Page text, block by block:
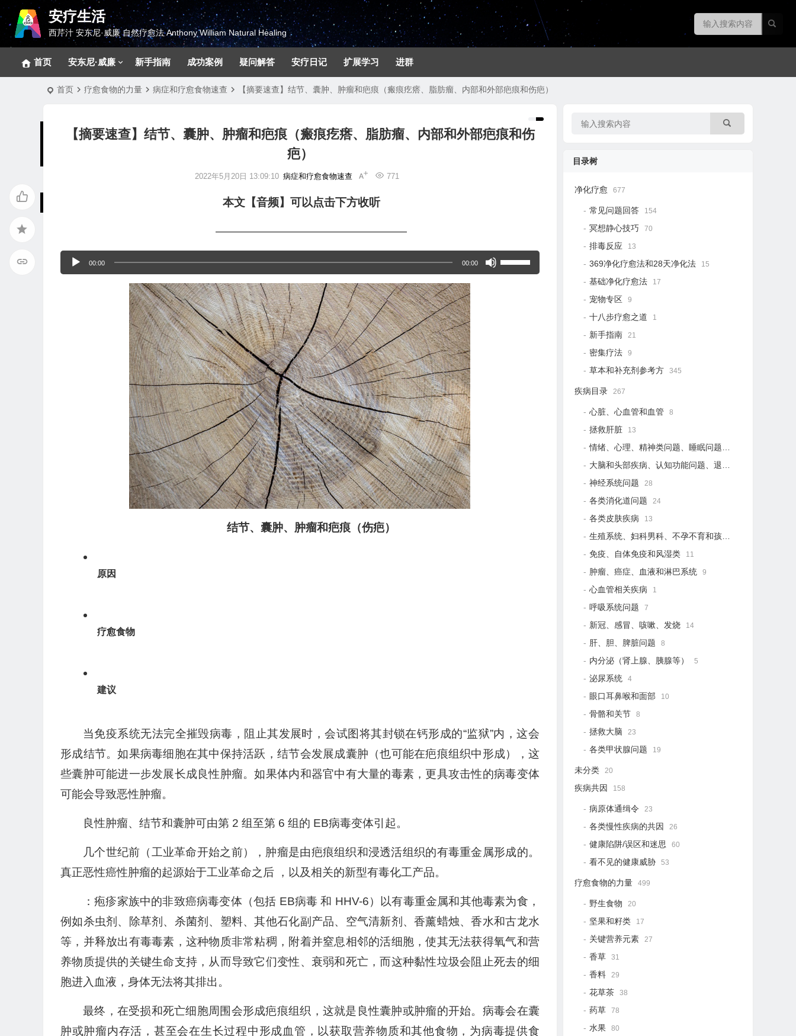
安疗生活
西芹汁 安东尼·威廉 自然疗愈法 Anthony William Natural Healing
首页 安东尼·威廉 新手指南 成功案例 疑问解答 安疗日记 扩展学习 进群
首页 疗愈食物的力量 病症和疗愈食物速查 【摘要速查】结节、囊肿、肿瘤和疤痕（瘢痕疙瘩、脂肪瘤、内部和外部疤痕和伤疤）
【摘要速查】结节、囊肿、肿瘤和疤痕（瘢痕疙瘩、脂肪瘤、内部和外部疤痕和伤
疤）
2022年5月20日 13:09:10 病症和疗愈食物速查 771
本文【音频】可以点击下方收听
—————————————————
频
00:00 00:00
使
用
结节、囊肿、肿瘤和疤痕（伤疤）
原因
疗愈食物
建议
当免疫系统无法完全摧毁病毒，阻止其发展时，会试图将其封锁在钙形成的“监狱”内，这会
形成结节。如果病毒细胞在其中保持活跃，结节会发展成囊肿（也可能在疤痕组织中形成），这
些囊肿可能进一步发展长成良性肿瘤。如果体内和器官中有大量的毒素，更具攻击性的病毒变体
可能会导致恶性肿瘤。
良性肿瘤、结节和囊肿可由第 2 组至第 6 组的 EB病毒变体引起。
几个世纪前（工业革命开始之前），肿瘤是由疤痕组织和浸透活组织的有毒重金属形成的。
真正恶性癌性肿瘤的起源始于工业革命之后 ，以及相关的新型有毒化工产品。
：疱疹家族中的非致癌病毒变体（包括 EB病毒 和 HHV-6）以有毒重金属和其他毒素为食，
例如杀虫剂、除草剂、杀菌剂、塑料、其他石化副产品、空气清新剂、香薰蜡烛、香水和古龙水
等，并释放出有毒毒素，这种物质非常粘稠，附着并窒息相邻的活细胞，使其无法获得氧气和营
养物质提供的关键生命支持，从而导致它们变性、衰弱和死亡，而这种黏性垃圾会阻止死去的细
胞进入血液，身体无法将其排出。
最终，在受损和死亡细胞周围会形成疤痕组织，这就是良性囊肿或肿瘤的开始。病毒会在囊
肿或肿瘤内存活，甚至会在生长过程中形成血管，以获取营养物质和其他食物，为病毒提供食
目录树
净化疗愈 677
常见问题回答 154
冥想静心技巧 70
排毒反应 13
369净化疗愈法和28天净化法 15
基础净化疗愈法 17
宠物专区 9
十八步疗愈之道 1
新手指南 21
密集疗法 9
草本和补充剂参考方 345
疾病目录 267
心脏、心血管和血管 8
拯救肝脏 13
情绪、心理、精神类问题、睡眠问题 18
大脑和头部疾病、认知功能问题、退行性疾病
神经系统问题 28
各类消化道问题 24
各类皮肤疾病 13
生殖系统、妇科男科、不孕不育和孩子健康
免疫、自体免疫和风湿类 11
肿瘤、癌症、血液和淋巴系统 9
心血管相关疾病 1
呼吸系统问题 7
新冠、感冒、咳嗽、发烧 14
肝、胆、脾脏问题 8
内分泌（肾上腺、胰腺等） 5
泌尿系统 4
眼口耳鼻喉和面部 10
骨骼和关节 8
拯救大脑 23
各类甲状腺问题 19
未分类 20
疾病共因 158
病原体通缉令 23
各类慢性疾病的共因 26
健康陷阱/误区和迷思 60
看不见的健康威胁 53
疗愈食物的力量 499
野生食物 20
坚果和籽类 17
关键营养元素 27
香草 31
香料 29
花草茶 38
药草 78
水果 80